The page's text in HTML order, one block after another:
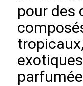
pour des